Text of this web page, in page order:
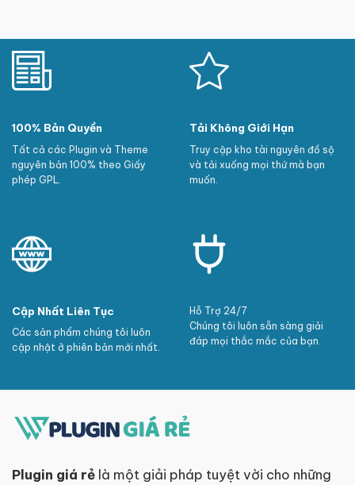
100% Bản Quyền
Tất cả các Plugin và Theme
nguyên bản 100% theo Giấy
phép GPL.
Tải Không Giới Hạn
Truy cập kho tài nguyên đồ sộ
và tải xuống mọi thứ mà bạn
muốn.
Cập Nhất Liên Tục
Các sản phẩm chúng tôi luôn
cập nhật ở phiên bản mới nhất.
Hỗ Trợ 24/7
Chúng tôi luôn sẵn sàng giải
đáp mọi thắc mắc của bạn.
Plugin giá rẻ là một giải pháp tuyệt vời cho những